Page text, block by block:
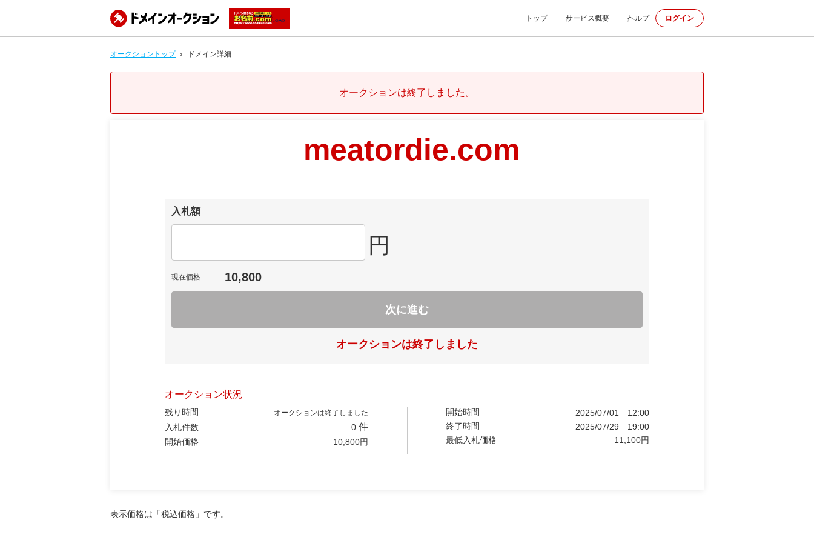
トップ サービス概要 ヘルプ ログイン
オークショントップ ドメイン詳細
オークションは終了しました。
meatordie.com
入札額
円
現在価格 10,800
次に進む
オークションは終了しました
オークション状況
残り時間 オークションは終了しました
入札件数 0 件
開始価格 10,800円
開始時間 2025/07/01
12:00
終了時間
2025/07/29
19:00
最低入札価格
11,100円
表示価格は「税込価格」です。